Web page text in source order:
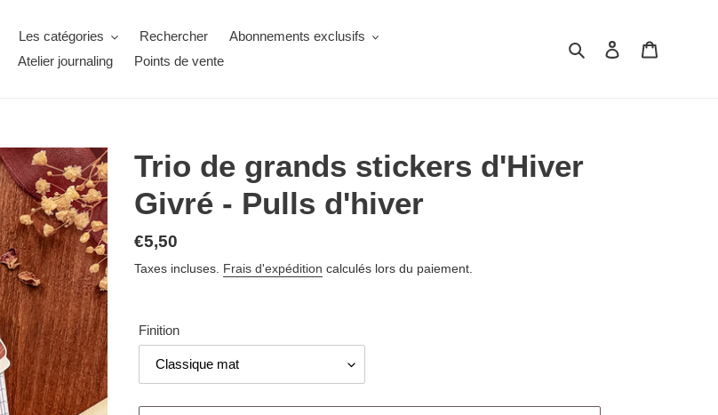
Les catégories Rechercher
Abonnements exclusifs
Atelier journaling
Points de vente
RechercherSe connecter
Trio de grands stickers d'Hiver
Givré - Pulls d'hiver
€5,50
Taxes incluses. Frais d'expédition calculés lors du paiement.
Finition